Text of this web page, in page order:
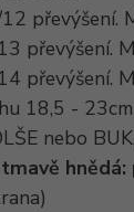
převýšení.
převýšení.
převýšení.
18,5 - 23cm
nebo